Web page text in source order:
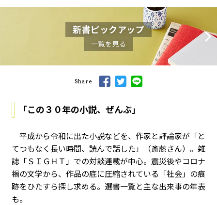
新書ピックアップ
一覧を見る
Share
「この３０年の小説、ぜんぶ」
平成から令和に出た小説などを、作家と評論家が「と
てつもなく長い時間、読んで話した」（斎藤さん）。雑
誌「ＳＩＧＨＴ」での対談連載が中心。震災後やコロナ
禍の文学から、作品の底に圧縮されている「社会」の痕
跡をひたすら探し求める。選書一覧と主な出来事の年表
も。